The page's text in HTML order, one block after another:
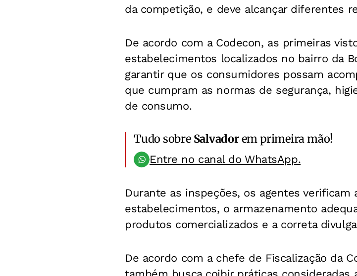
da competição, e deve alcançar diferentes
De acordo com a Codecon, as primeiras
estabelecimentos localizados no bairro da
garantir que os consumidores possam
que cumpram as normas de segurança,
de consumo.
Tudo sobre Salvadorem primeira mão!
Entre no canal do WhatsApp.
Durante as inspeções, os agentes verificam
estabelecimentos, o armazenamento
produtos comercializados e a correta
De acordo com a chefe de Fiscalização da